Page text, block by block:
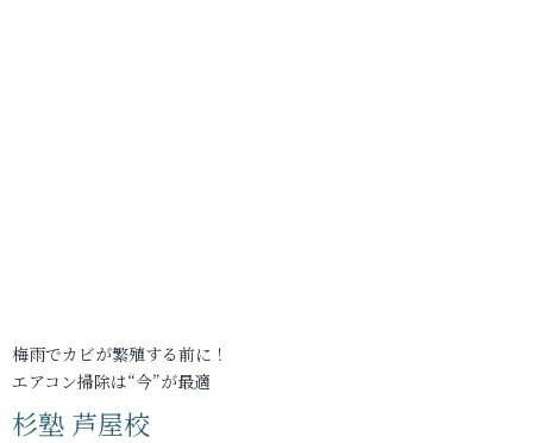
梅雨でカビが繁殖する前に！
エアコン掃除は“今”が最適
杉塾 芦屋校